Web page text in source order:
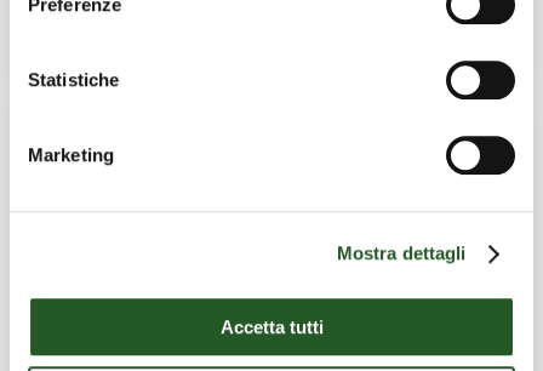
Statistiche
Marketing
Mostra dettagli
Accetta tutti
Leggi l’articolo